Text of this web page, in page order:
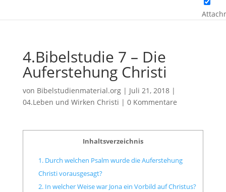
4.Bibelstudie 7 – Die
Auferstehung Christi
von Bibelstudienmaterial.org| Juli 21, 2018|
04.Leben und Wirken Christi | 0 Kommentare
Inhaltsverzeichnis
1. Durch welchen Psalm wurde die Auferstehung
Christi vorausgesagt?
2. In welcher Weise war Jona ein Vorbild auf Christus?